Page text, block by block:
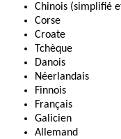
Chinois (simplifié
Corse
Croate
Tchèque
Danois
Néerlandais
Finnois
Français
Galicien
Allemand